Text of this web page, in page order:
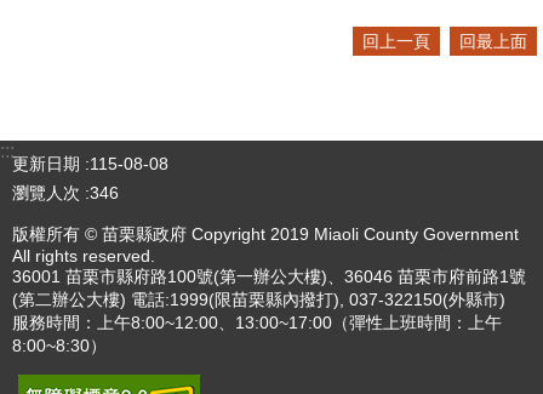
回上一頁 回最上面
:::
更新日期
115-08-08
瀏覽人次 346
版權所有 © 苗栗縣政府 Copyright 2019 Miaoli County Government
All rights reserved.
36001 苗栗市縣府路100號(第一辦公大樓)、36046 苗栗市府前路1號
(第二辦公大樓) 電話:1999(限苗栗縣內撥打), 037-322150(外縣市)
服務時間：上午8:00~12:00、13:00~17:00（彈性上班時間：上午
8:00~8:30）